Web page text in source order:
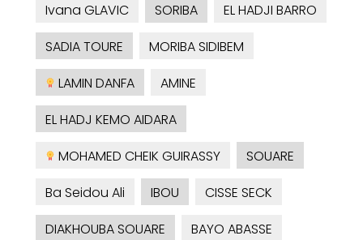
Ivana GLAVIC
SORIBA
EL HADJI BARRO
SADIA TOURE
MORIBA SIDIBEM
LAMIN DANFA
AMINE
EL HADJ KEMO AIDARA
MOHAMED CHEIK GUIRASSY
SOUARE
Ba Seidou Ali
IBOU
CISSE SECK
DIAKHOUBA SOUARE
BAYO ABASSE